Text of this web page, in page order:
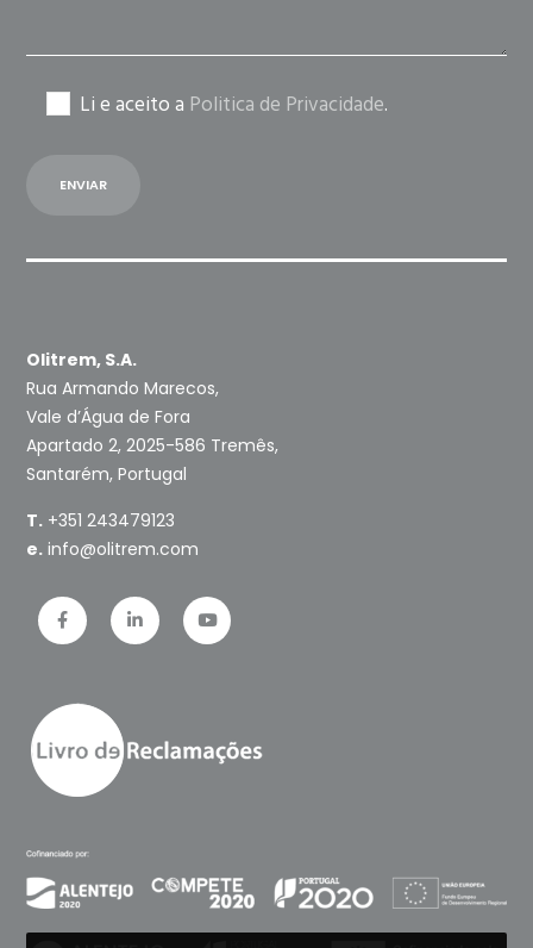
Li e aceito a Politica de Privacidade.
Olitrem, S.A.
Rua Armando Marecos,
Vale d’Água de Fora
Apartado 2, 2025-586 Tremês,
Santarém, Portugal
T. +351 243479123
e. info@olitrem.com